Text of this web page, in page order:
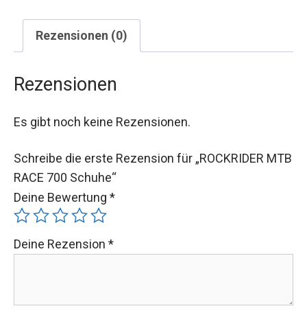
Rezensionen (0)
Rezensionen
Es gibt noch keine Rezensionen.
Schreibe die erste Rezension für „ROCKRIDER MTB
RACE 700 Schuhe“
Deine Bewertung *
Deine Rezension *